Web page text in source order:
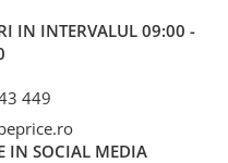
IN INTERVALUL 09:00 -
449
IN SOCIAL MEDIA